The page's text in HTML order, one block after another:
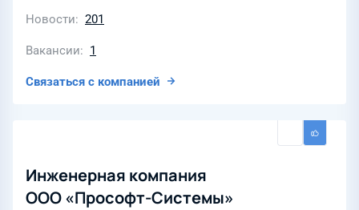
Новости 201
Вакансии 1
Связаться с компанией
Инженерная компания
ООО «Прософт-Системы»